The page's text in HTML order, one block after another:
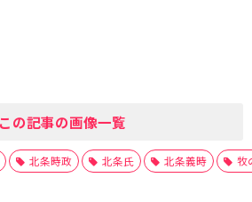
この記事の画像一覧
北条時政 北条氏 北条義時 牧